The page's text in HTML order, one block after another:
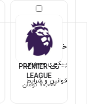
تگ PREMIER
LEAGUE
70,000 تومان
خدمات مشتریان
پیگیری سفارش
قوانین و شرایط